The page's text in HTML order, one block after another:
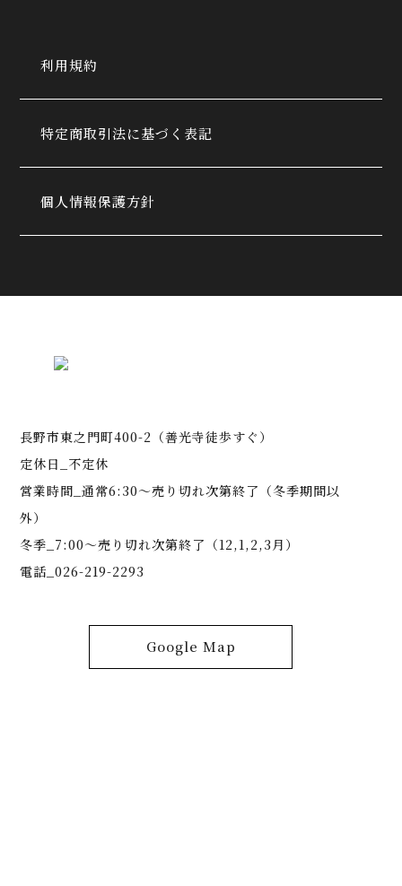
利用規約
特定商取引法に基づく表記
個人情報保護方針
長野市東之門町400-2（善光寺徒歩すぐ）
定休日_不定休
営業時間_通常6:30～売り切れ次第終了（冬季期間以
外）
冬季_7:00～売り切れ次第終了（12,1,2,3月）
電話_026-219-2293
Google Map